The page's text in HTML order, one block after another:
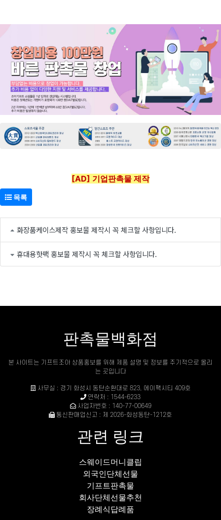
[AD] 기업판촉물 제작
목록
화장품케이스제작 홍보물 제작시 꼭 체크할 사항입니다.
휴대용핫팩 홍보물 제작시 꼭 체크할 사항입니다.
판촉물백화점
본 사이트는 기프트조아 상품홍보를 위해 제품 설명 및 정보를 주기적으로 올리
는 곳입니다
사무실 : 경기 화성시 동탄순환대로 823, 에이팩시티 409호
연락처 : 1544-6233
사업자번호 : 140-77-00649
통신판매업신고 : 제 2026-화성동탄-1212호
관련 링크
스웨이드머니클립
외국인단체선물
기프트판촉물
회사단체선물추천
장례식답례품